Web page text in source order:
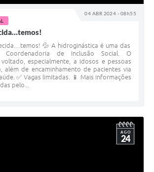
04 ABR 2024 - 08h55
💦 A hidroginástica é uma das
Coordenadoria de Inclusão Social. O
especialmente, a idosos e pessoas
além de encaminhamento de pacientes via
✅ Vagas limitadas. 📱 Mais informações
pelo...
AGO
24